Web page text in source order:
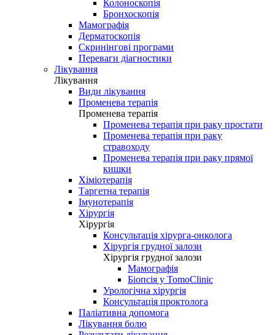
Колоноскопія
Бронхоскопія
Мамографія
Дерматоскопія
Скринінгові програми
Переваги діагностики
Лікування
Лікування
Види лікування
Променева терапія
Променева терапія
Променева терапія при раку простати
Променева терапія при раку
стравоходу
Променева терапія при раку прямої
кишки
Хіміотерапія
Таргетна терапія
Імунотерапія
Хірургія
Хірургія
Консультація хірурга-онколога
Хірургія грудної залози
Хірургія грудної залози
Мамографія
Біопсія у TomoClinic
Урологічна хірургія
Консультація проктолога
Паліативна допомога
Лікування болю